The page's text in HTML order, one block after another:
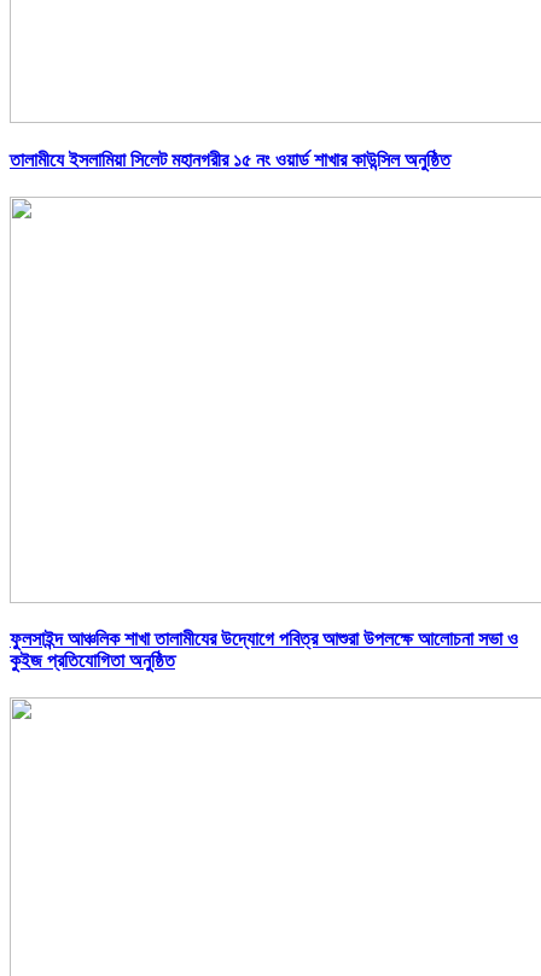
তালামীযে ইসলামিয়া সিলেট মহানগরীর ১৫ নং ওয়ার্ড শাখার কাউন্সিল অনুষ্ঠিত
ফুলসাইন্দ আঞ্চলিক শাখা তালামীযের উদ্যোগে পবিত্র আশুরা উপলক্ষে আলোচনা সভা ও
কুইজ প্রতিযোগিতা অনুষ্ঠিত